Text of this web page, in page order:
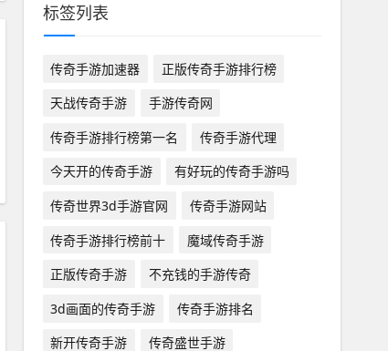
标签列表
传奇手游加速器
正版传奇手游排行榜
天战传奇手游
手游传奇网
传奇手游排行榜第一名
传奇手游代理
今天开的传奇手游
有好玩的传奇手游吗
传奇世界3d手游官网
传奇手游网站
传奇手游排行榜前十
魔域传奇手游
正版传奇手游
不充钱的手游传奇
3d画面的传奇手游
传奇手游排名
新开传奇手游
传奇盛世手游